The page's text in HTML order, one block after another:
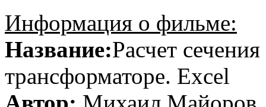
Информация о фильме:
Название:Расчет
трансформаторе. Excel